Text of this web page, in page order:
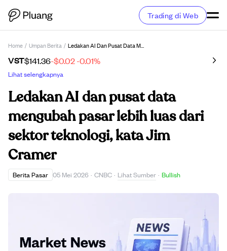
Trading di Web
Home / Umpan Berita / Ledakan AI Dan Pusat Data Mengubah Pasar Lebih Luas Dari Sektor Teknologi, Kata Jim Cramer
VST$141.36-$0.02-0.01%
Lihat selengkapnya
Ledakan AI dan pusat data
mengubah pasar lebih luas dari
sektor teknologi, kata Jim
Cramer
Berita Pasar 05 Mei 2026 · CNBC · Lihat Sumber · Bullish